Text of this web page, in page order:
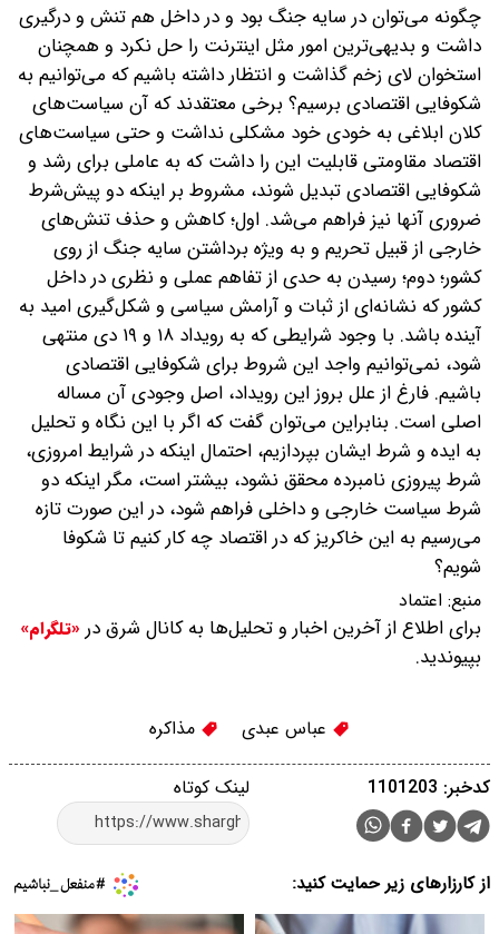
چگونه می‌توان در سایه جنگ بود و در داخل هم تنش و درگیری
داشت و بدیهی‌ترین امور مثل اینترنت را حل نکرد و همچنان
استخوان لای زخم گذاشت و انتظار داشته باشیم که می‌توانیم به
شکوفایی اقتصادی برسیم؟ برخی معتقدند که آن سیاست‌های
کلان ابلاغی به خودی خود مشکلی نداشت و حتی سیاست‌های
اقتصاد مقاومتی قابلیت این را داشت که به عاملی برای رشد و
شکوفایی اقتصادی تبدیل شوند، مشروط بر اینکه دو پیش‌شرط
ضروری آنها نیز فراهم می‌شد. اول؛ کاهش و حذف تنش‌های
خارجی از قبیل تحریم و به ویژه برداشتن سایه جنگ از روی
کشور؛ دوم؛ رسیدن به حدی از تفاهم عملی و نظری در داخل
کشور که نشانه‌ای از ثبات و آرامش سیاسی و شکل‌گیری امید به
آینده باشد. با وجود شرایطی که به رویداد ۱۸ و ۱۹ دی منتهی
شود، نمی‌توانیم واجد این شروط برای شکوفایی اقتصادی
باشیم. فارغ از علل بروز این رویداد، اصل وجودی آن مساله
اصلی است. بنابراین می‌توان گفت که اگر با این نگاه و تحلیل
به ایده و شرط ایشان بپردازیم، احتمال اینکه در شرایط امروزی،
شرط پیروزی نامبرده محقق نشود، بیشتر است، مگر اینکه دو
شرط سیاست خارجی و داخلی فراهم شود، در این صورت تازه
می‌رسیم به این خاکریز که در اقتصاد چه کار کنیم تا شکوفا
شویم؟
منبع: اعتماد
برای اطلاع از آخرین اخبار و تحلیل‌ها به کانال شرق در «تلگرام»
بپیوندید.
عباس عبدی مذاکره
لینک کوتاه کدخبر: 1101203
از کارزارهای زیر حمایت کنید: